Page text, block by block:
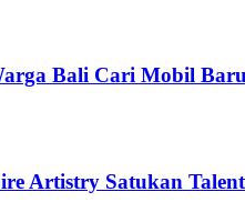
Bali Cari Mobil Baru
Artistry Satukan